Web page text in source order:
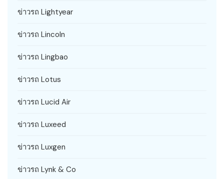
ข่าวรถ Lightyear
ข่าวรถ Lincoln
ข่าวรถ Lingbao
ข่าวรถ Lotus
ข่าวรถ Lucid Air
ข่าวรถ Luxeed
ข่าวรถ Luxgen
ข่าวรถ Lynk & Co